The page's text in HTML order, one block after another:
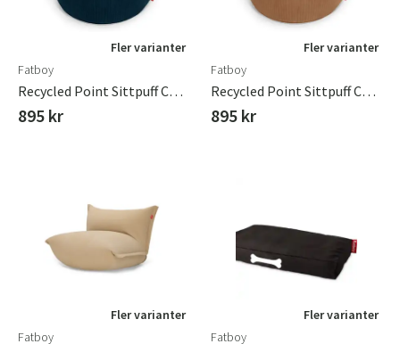
Fler varianter
Fatboy
Recycled Point Sittpuff Cord Deep Blue
895 kr
Fler varianter
Fatboy
Recycled Point Sittpuff Cord Teddybear
895 kr
Fler varianter
Fatboy
Fler varianter
Fatboy